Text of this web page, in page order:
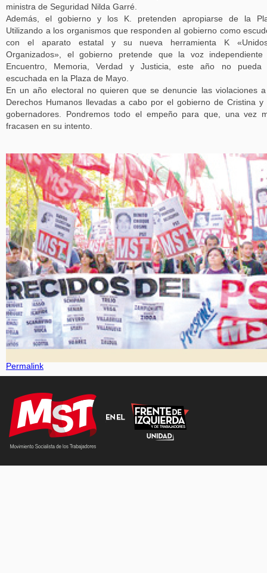
ministra de Seguridad Nilda Garré.
Además, el gobierno y los K. pretenden apropiarse de la
Utilizando a los organismos que responden al gobierno como
con el aparato estatal y su nueva herramienta K
Organizados», el gobierno pretende que la voz independiente
Encuentro, Memoria, Verdad y Justicia, este año no pueda
escuchada en la Plaza de Mayo.
En un año electoral no quieren que se denuncie las violaciones
Derechos Humanos llevadas a cabo por el gobierno de Cristina y
gobernadores. Pondremos todo el empeño para que, una vez
fracasen en su intento.
Permalink